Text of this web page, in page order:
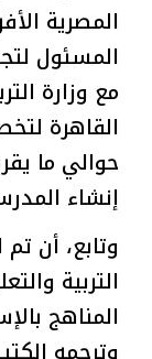
المصرية
المسئول
مع وزارة
القاهرة
إنشاء
وتابع، أن
التربية
المناهج